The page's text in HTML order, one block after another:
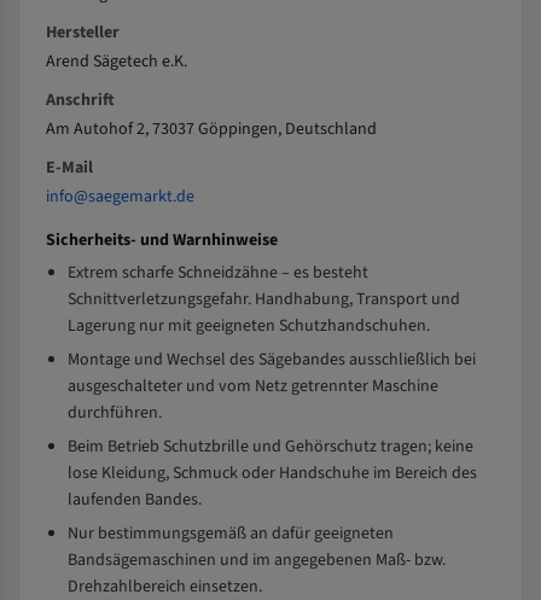
Hersteller
Arend Sägetech e.K.
Anschrift
Am Autohof 2, 73037 Göppingen, Deutschland
E-Mail
info@saegemarkt.de
Sicherheits- und Warnhinweise
Extrem scharfe Schneidzähne – es besteht
Schnittverletzungsgefahr. Handhabung, Transport und
Lagerung nur mit geeigneten Schutzhandschuhen.
Montage und Wechsel des Sägebandes ausschließlich bei
ausgeschalteter und vom Netz getrennter Maschine
durchführen.
Beim Betrieb Schutzbrille und Gehörschutz tragen; keine
lose Kleidung, Schmuck oder Handschuhe im Bereich des
laufenden Bandes.
Nur bestimmungsgemäß an dafür geeigneten
Bandsägemaschinen und im angegebenen Maß- bzw.
Drehzahlbereich einsetzen.